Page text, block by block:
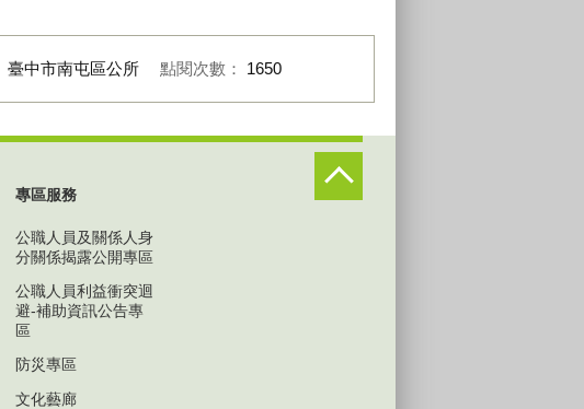
臺中市南屯區公所 點閱次數： 1650
專區服務
公職人員及關係人身
分關係揭露公開專區
公職人員利益衝突迴
避-補助資訊公告專
區
防災專區
文化藝廊